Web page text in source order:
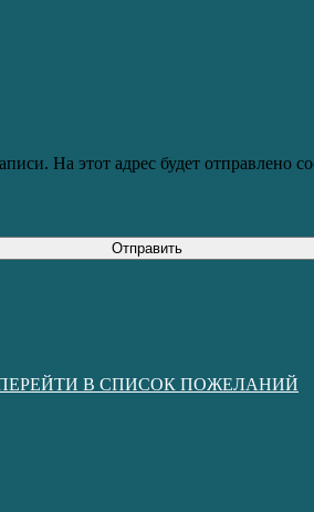
На этот адрес будет
Отправить
В СПИСОК ПОЖЕЛАНИЙ